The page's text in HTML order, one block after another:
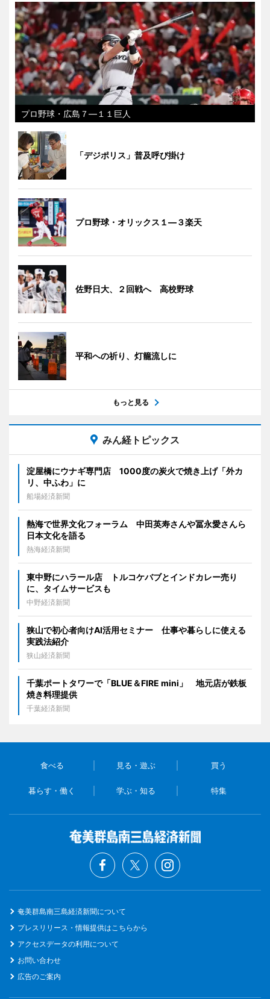
プロ野球・広島７―１１巨人
「デジポリス」普及呼び掛け
プロ野球・オリックス１―３楽天
佐野日大、２回戦へ 高校野球
平和への祈り、灯籠流しに
もっと見る
みん経トピックス
淀屋橋にウナギ専門店 1000度の炭火で焼き上げ「外カ
リ、中ふわ」に
船場経済新聞
熱海で世界文化フォーラム 中田英寿さんや冨永愛さんら
日本文化を語る
熱海経済新聞
東中野にハラール店 トルコケバブとインドカレー売り
に、タイムサービスも
中野経済新聞
狭山で初心者向けAI活用セミナー 仕事や暮らしに使える
実践法紹介
狭山経済新聞
千葉ポートタワーで「BLUE＆FIRE mini」 地元店が鉄板
焼き料理提供
千葉経済新聞
食べる 見る・遊ぶ 買う
暮らす・働く 学ぶ・知る 特集
奄美群島南三島経済新聞について
プレスリリース・情報提供はこちらから
アクセスデータの利用について
お問い合わせ
広告のご案内